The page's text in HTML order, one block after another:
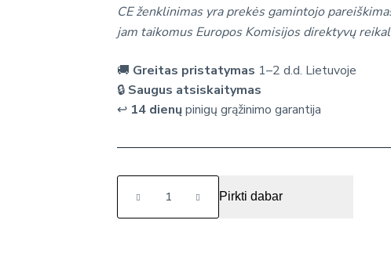
CE ženklinimas yra prekės gamintojo
jam taikomus Europos Komisijos direktyvų
🚚 Greitas pristatymas 1–2 d.d. Lietuvoje
🔒 Saugus atsiskaitymas
↩️ 14 dienųpinigų grąžinimo garantija
kiekis:
Vaikiškas
Pirkti dabar